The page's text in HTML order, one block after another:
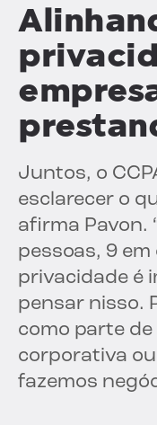
Juntos, o
esclarecer o
afirma Pavon.
pessoas, 9
privacidade é
pensar nisso.
como parte
corporativa
fazemos